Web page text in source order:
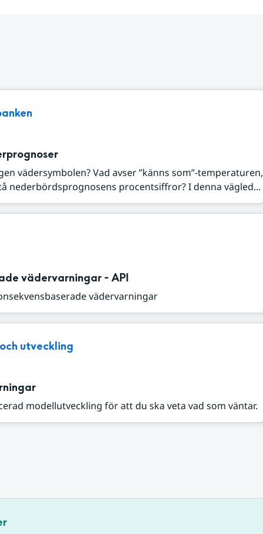
vädersymbolen? Vad avser ”känns som”-temperaturen,
nederbördsprognosens procentsiffror? I denna vägled...
vädervarningar - API
vädervarningar
utveckling
modellutveckling för att du ska veta vad som väntar.